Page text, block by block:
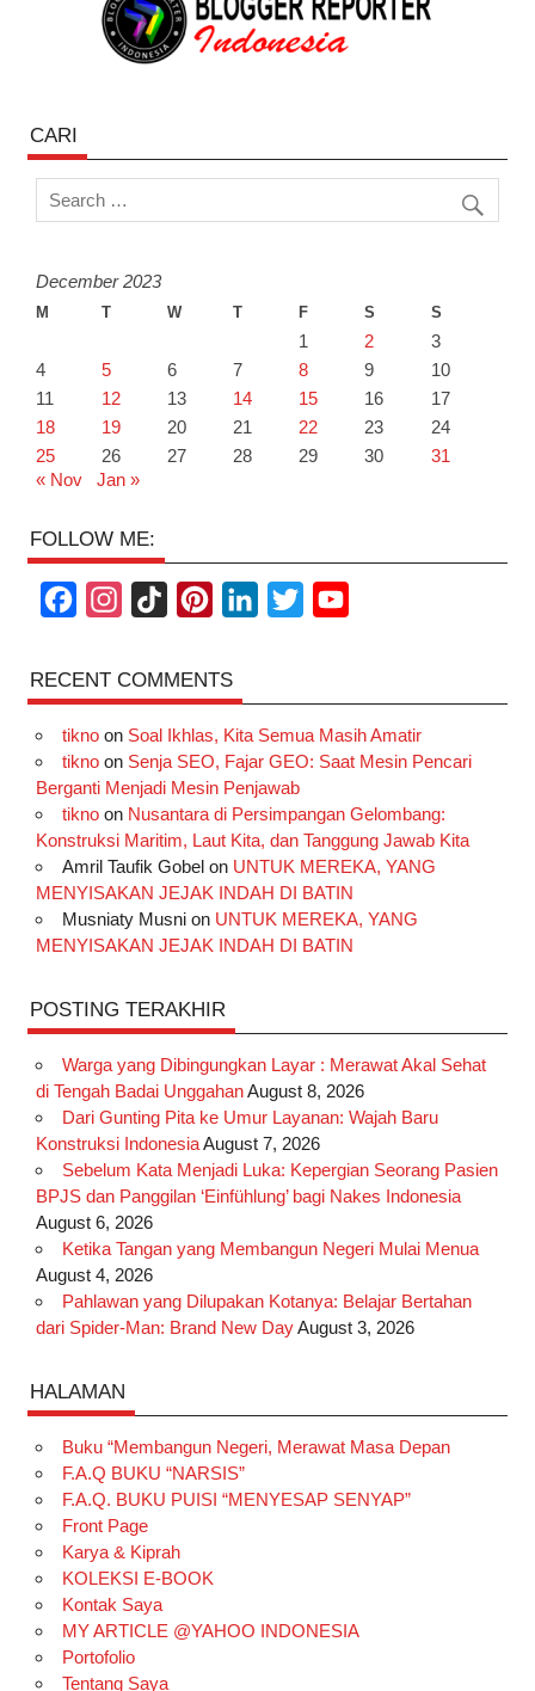
CARI
December 2023
M T W T F S S
1 2
3
4
5 6 7 8 9
10
11
12 13 14 15 16
17
18
19 20 21 22 23
24
25
26 27 28 29 30
31
« Nov
Jan »
FOLLOW ME:
c
e
b
o
k
s
t
a
r
a
m
k
T
o
k
n
t
e
e
s
k
e
I
n
t
t
r
T
u
e
RECENT COMMENTS
tiknoon Soal Ikhlas, Kita Semua Masih Amatir
tiknoon Senja SEO, Fajar GEO: Saat Mesin Pencari
Berganti Menjadi Mesin Penjawab
tiknoon Nusantara di Persimpangan Gelombang:
Konstruksi Maritim, Laut Kita, dan Tanggung Jawab Kita
Amril Taufik Gobelon UNTUK MEREKA, YANG
MENYISAKAN JEJAK INDAH DI BATIN
Musniaty Musnion UNTUK MEREKA, YANG
MENYISAKAN JEJAK INDAH DI BATIN
POSTING TERAKHIR
Warga yang Dibingungkan Layar : Merawat Akal Sehat
di Tengah Badai UnggahanAugust 8, 2026
Dari Gunting Pita ke Umur Layanan: Wajah Baru
Konstruksi IndonesiaAugust 7, 2026
Sebelum Kata Menjadi Luka: Kepergian Seorang Pasien
BPJS dan Panggilan ‘Einfühlung’ bagi Nakes Indonesia
August 6, 2026
Ketika Tangan yang Membangun Negeri Mulai Menua
August 4, 2026
Pahlawan yang Dilupakan Kotanya: Belajar Bertahan
dari Spider-Man: Brand New DayAugust 3, 2026
HALAMAN
Buku “Membangun Negeri, Merawat Masa Depan
F.A.Q BUKU “NARSIS”
F.A.Q. BUKU PUISI “MENYESAP SENYAP”
Front Page
Karya & Kiprah
KOLEKSI E-BOOK
Kontak Saya
MY ARTICLE @YAHOO INDONESIA
Portofolio
Tentang Saya